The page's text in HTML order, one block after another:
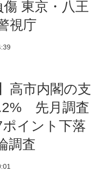
東京・八王
視庁
高市内閣の支
先月調査
ポイント下落
調査